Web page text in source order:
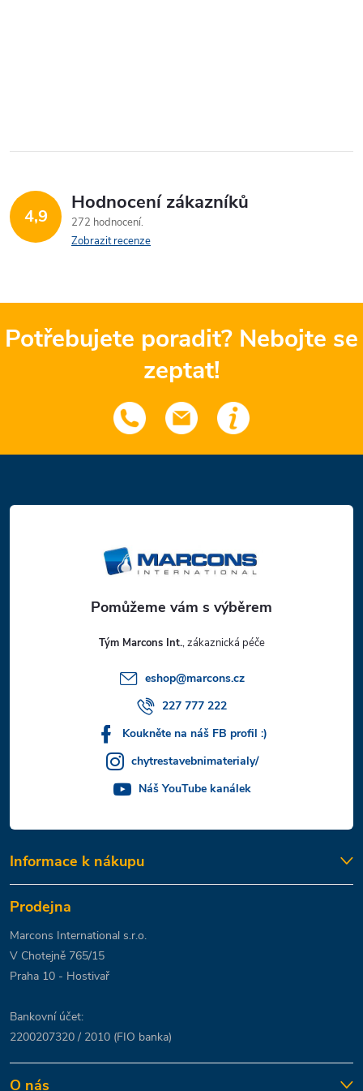
4,9
Hodnocení zákazníků
272 hodnocení
Zobrazit recenze
Potřebujete poradit? Nebojte se
zeptat!
á
Tým Marcons Int.
eshop@marcons.cz
227 777 222
Koukněte na náš FB profil :)
chytrestavebnimaterialy/
Náš YouTube kanálek
Informace k nákupu
Prodejna
Marcons International s.r.o.
V Chotejně 765/15
Praha 10 - Hostivař
Bankovní účet:
2200207320 / 2010 (FIO banka)
O nás